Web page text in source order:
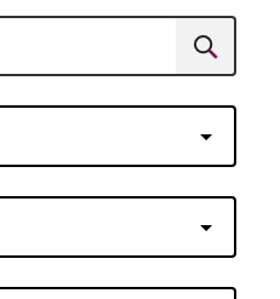
Suchen